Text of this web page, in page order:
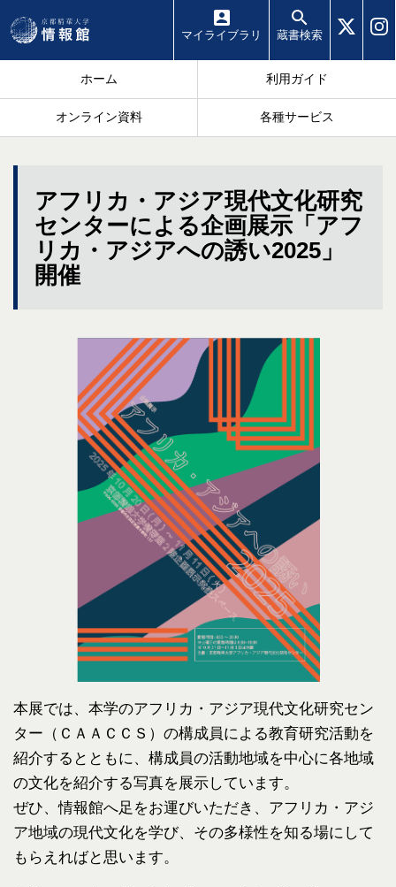
マイ ライブラリ 蔵書検索
ホーム 利用ガイド
オンライン資料 各種サービス
アフリカ・アジア現代文化研究
センターによる企画展示「アフ
リカ・アジアへの誘い2025」
開催
本展では、本学のアフリカ・アジア現代文化研究セン
ター（ＣＡＡＣＣＳ）の構成員による教育研究活動を
紹介するとともに、構成員の活動地域を中心に各地域
の文化を紹介する写真を展示しています。
ぜひ、情報館へ足をお運びいただき、アフリカ・アジ
ア地域の現代文化を学び、その多様性を知る場にして
もらえればと思います。